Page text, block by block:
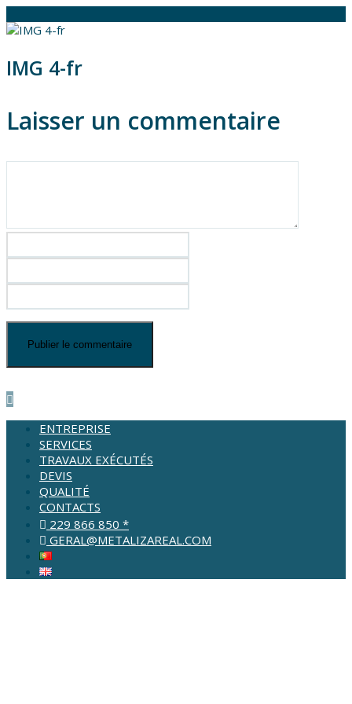
IMG 4-fr
Laisser un commentaire
ENTREPRISE
SERVICES
TRAVAUX EXÉCUTÉS
DEVIS
QUALITÉ
CONTACTS
229 866 850 *
GERAL@METALIZAREAL.COM